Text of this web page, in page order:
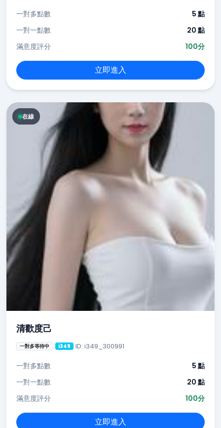
一對多點數
5 點
一對一點數
20 點
滿意度評分
100分
立即進入
在線
清歡度己
一對多等待中 i349 ID: i349_300991
一對多點數
5 點
一對一點數
20 點
滿意度評分
100分
立即進入